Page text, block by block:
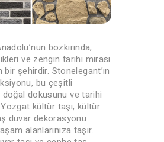
bozkırında,
ve zengin tarihi mirası
bir şehirdir. Stonelegant’ın
bu çeşitli
doğal dokusunu ve tarihi
kültür taşı, kültür
duvar dekorasyonu
alanlarınıza taşır.